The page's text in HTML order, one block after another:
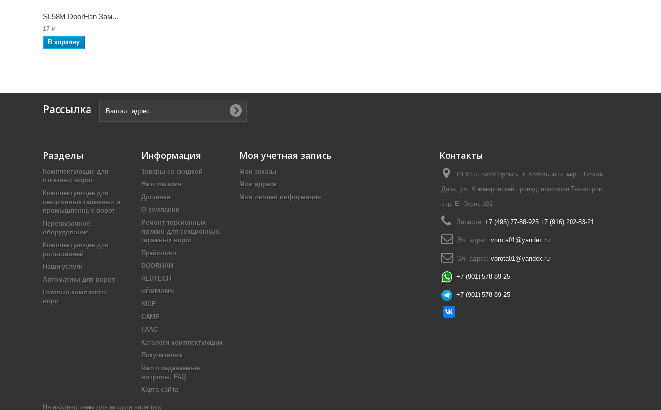
SL58M DoorHan Зам...
17 ₽
В корзину
Рассылка
Разделы
Комплектующие для
откатных ворот
Комплектующие для
секционных гаражных и
промышленных ворот
Перегрузочное
оборудование
Комплектующие для
рольставней
Наши услуги
Автоматика для ворот
Готовые комплекты
ворот
Информация
Товары со скидкой
Наш магазин
Доставка
О компании
Ремонт торсионных
пружин для секционных,
гаражных ворот
Прайс-лист
DOORHAN
ALUTECH
HÖRMANN
NICE
CAME
FAAC
Каталоги комплектующих
Покупателям
Часто задаваемые
вопросы, FAQ
Карта сайта
Моя учетная запись
Мои заказы
Мои адреса
Моя личная информация
Контакты
ООО «ПрофСервис», г. Котельники, м/р-н Белая
Дача, ул. Коммерческий проезд, промзона Технопром,
стр. Е, Офис 102
Звоните: +7 (495) 77-88-925 +7 (916) 202-83-21
Эл. адрес: vorota01@yandex.ru
Эл. адрес: vorota01@yandex.ru
+7 (901) 578-89-25
+7 (901) 578-89-25
Не найдено темы для модуля sapelinks